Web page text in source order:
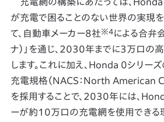
が充電で困ることのない世界の実現
て、自動車メーカー8社※4による合弁
ナ）」を通じ、2030年までに3万口の
します。これに加え、Honda 0シリー
充電規格（NACS：North American
を採用することで、2030年には、
ーが約10万口の充電網を使用できる